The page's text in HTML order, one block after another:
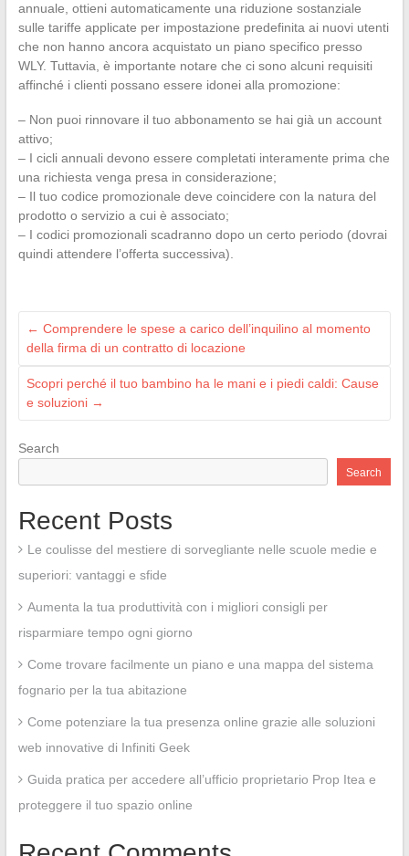
annuale, ottieni automaticamente una riduzione sostanziale
sulle tariffe applicate per impostazione predefinita ai nuovi utenti
che non hanno ancora acquistato un piano specifico presso
WLY. Tuttavia, è importante notare che ci sono alcuni requisiti
affinché i clienti possano essere idonei alla promozione:
– Non puoi rinnovare il tuo abbonamento se hai già un account
attivo;
– I cicli annuali devono essere completati interamente prima che
una richiesta venga presa in considerazione;
– Il tuo codice promozionale deve coincidere con la natura del
prodotto o servizio a cui è associato;
– I codici promozionali scadranno dopo un certo periodo (dovrai
quindi attendere l’offerta successiva).
← Comprendere le spese a carico dell’inquilino al momento
della firma di un contratto di locazione
Scopri perché il tuo bambino ha le mani e i piedi caldi: Cause
e soluzioni →
Search
Search
Recent Posts
Le coulisse del mestiere di sorvegliante nelle scuole medie e
superiori: vantaggi e sfide
Aumenta la tua produttività con i migliori consigli per
risparmiare tempo ogni giorno
Come trovare facilmente un piano e una mappa del sistema
fognario per la tua abitazione
Come potenziare la tua presenza online grazie alle soluzioni
web innovative di Infiniti Geek
Guida pratica per accedere all’ufficio proprietario Prop Itea e
proteggere il tuo spazio online